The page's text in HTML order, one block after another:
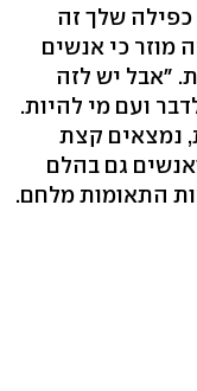
שלך זה
מוזר כי אנשים
"אבל יש לזה
ועם מי להיות.
נמצאים קצת
גם בהלם
התאומות מלחם.